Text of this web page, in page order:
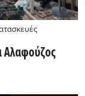
Αλαφούζος